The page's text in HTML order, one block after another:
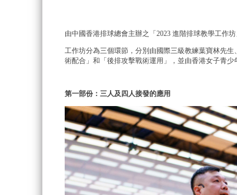
由中國香港排球總會主辦之「2023 進階排球教學工作
工作坊分為三個環節，分別由國際三級教練葉寶林先
術配合」和「後排攻擊戰術運用」，並由香港女子青少
第一部份：三人及四人接發的應用